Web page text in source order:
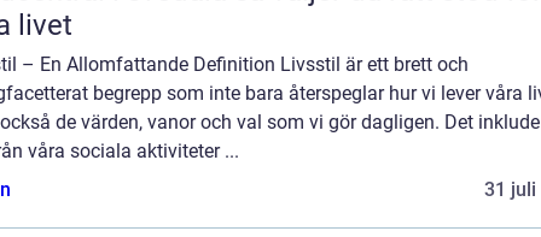
livet
– En Allomfattande Definition Livsstil är ett brett och
begrepp som inte bara återspeglar hur vi lever våra
de värden, vanor och val som vi gör dagligen. Det
våra sociala aktiviteter ...
31 juli